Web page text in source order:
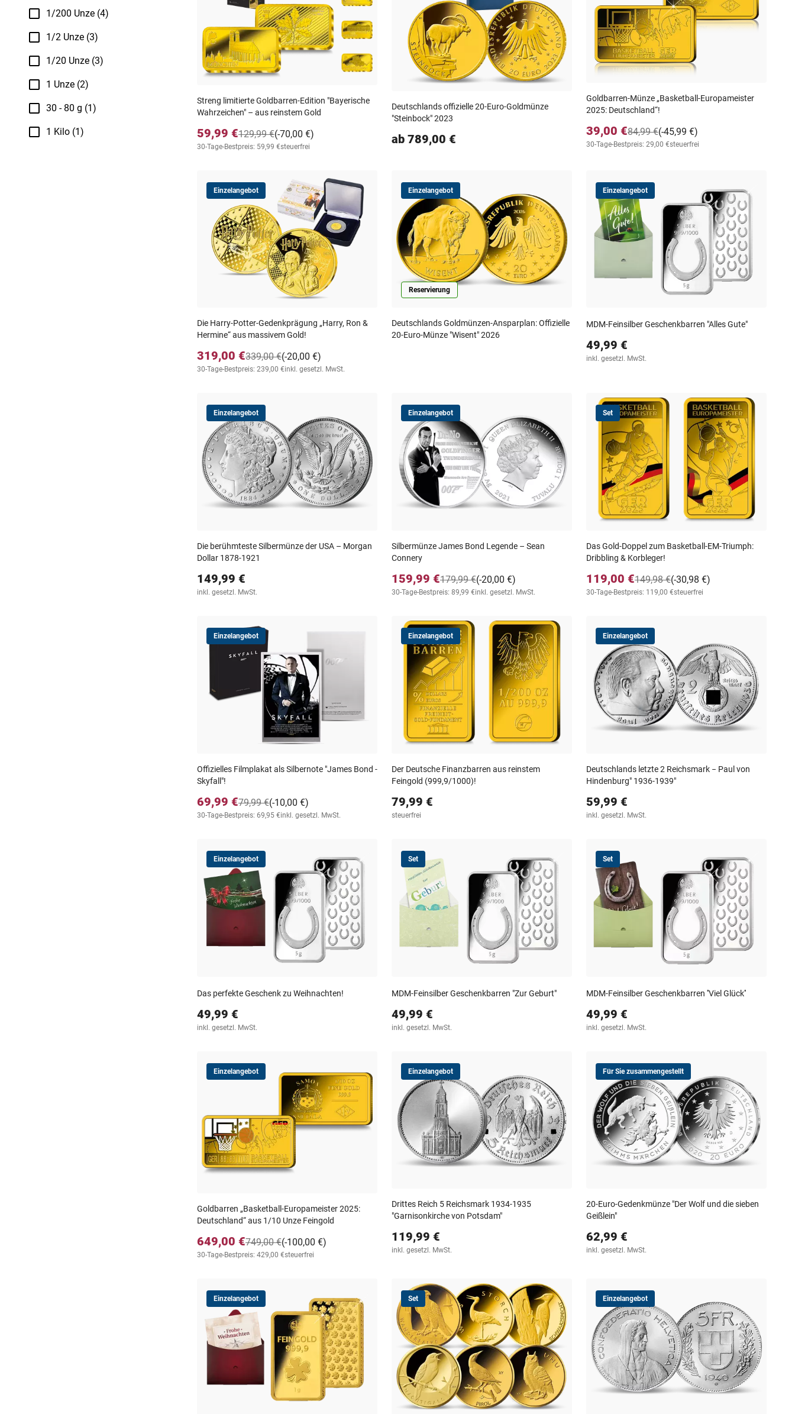
1/200 Unze (4)
1/2 Unze (3)
1/20 Unze (3)
1 Unze (2)
30 - 80 g (1)
1 Kilo (1)
Streng limitierte Goldbarren-Edition "Bayerische
Wahrzeichen" – aus reinstem Gold
59,99 € (-70,00 €)
129,99 €
30-Tage-Bestpreis: 59,99 €steuerfrei
Deutschlands offizielle 20-Euro-Goldmünze
"Steinbock" 2023
ab 789,00 €
Goldbarren-Münze „Basketball-Europameister
2025: Deutschland“!
39,00 € (-45,99 €)
84,99 €
30-Tage-Bestpreis: 29,00 €steuerfrei
Einzelangebot
Die Harry-Potter-Gedenkprägung „Harry, Ron &
Hermine“ aus massivem Gold!
319,00 € (-20,00 €)
339,00 €
30-Tage-Bestpreis: 239,00 €inkl. gesetzl. MwSt.
Einzelangebot
Reservierung
Deutschlands Goldmünzen-Ansparplan: Offizielle
20-Euro-Münze "Wisent" 2026
Einzelangebot
MDM-Feinsilber Geschenkbarren "Alles Gute"
49,99 €
inkl. gesetzl. MwSt.
Einzelangebot
Die berühmteste Silbermünze der USA – Morgan
Dollar 1878-1921
149,99 €
inkl. gesetzl. MwSt.
Einzelangebot
Silbermünze James Bond Legende – Sean
Connery
159,99 € (-20,00 €)
179,99 €
30-Tage-Bestpreis: 89,99 €inkl. gesetzl. MwSt.
Set
Das Gold-Doppel zum Basketball-EM-Triumph:
Dribbling & Korbleger!
119,00 € (-30,98 €)
149,98 €
30-Tage-Bestpreis: 119,00 €steuerfrei
Einzelangebot
Offizielles Filmplakat als Silbernote "James Bond -
Skyfall"!
69,99 € (-10,00 €)
79,99 €
30-Tage-Bestpreis: 69,95 €inkl. gesetzl. MwSt.
Einzelangebot
Der Deutsche Finanzbarren aus reinstem
Feingold (999,9/1000)!
79,99 €
steuerfrei
Einzelangebot
Deutschlands letzte 2 Reichsmark − Paul von
Hindenburg" 1936-1939"
59,99 €
inkl. gesetzl. MwSt.
Einzelangebot
Das perfekte Geschenk zu Weihnachten!
49,99 €
inkl. gesetzl. MwSt.
Set
MDM-Feinsilber Geschenkbarren "Zur Geburt"
49,99 €
inkl. gesetzl. MwSt.
Set
MDM-Feinsilber Geschenkbarren ''Viel Glück''
49,99 €
inkl. gesetzl. MwSt.
Einzelangebot
Goldbarren „Basketball-Europameister 2025:
Deutschland“ aus 1/10 Unze Feingold
649,00 € (-100,00 €)
749,00 €
30-Tage-Bestpreis: 429,00 €steuerfrei
Einzelangebot
Drittes Reich 5 Reichsmark 1934-1935
"Garnisonkirche von Potsdam"
119,99 €
inkl. gesetzl. MwSt.
Für Sie zusammengestellt
20-Euro-Gedenkmünze "Der Wolf und die sieben
Geißlein"
62,99 €
inkl. gesetzl. MwSt.
Einzelangebot Set Einzelangebot